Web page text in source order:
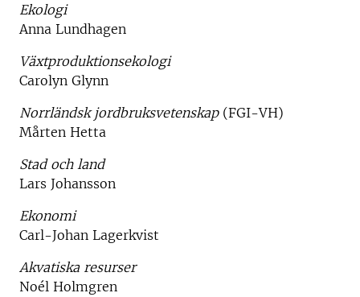
Ekologi
Anna Lundhagen
Växtproduktionsekologi
Carolyn Glynn
Norrländsk jordbruksvetenskap(FGI-VH)
Mårten Hetta
Stad och land
Lars Johansson
Ekonomi
Carl-Johan Lagerkvist
Akvatiska resurser
Noél Holmgren